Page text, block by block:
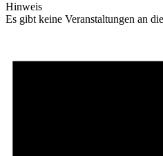
Hinweis
Es gibt keine Veranstaltungen an